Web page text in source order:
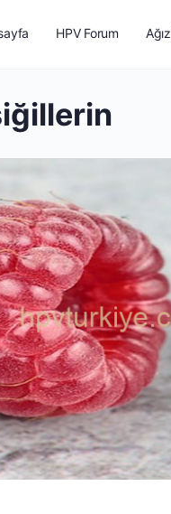
HPV Forum